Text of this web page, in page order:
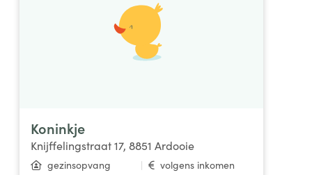
Koninkje
Knijffelingstraat 17, 8851 Ardooie
gezinsopvang | volgens inkomen